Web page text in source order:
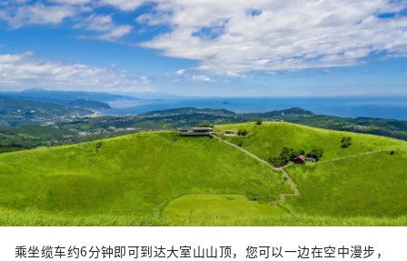
乘坐缆车约6分钟即可到达大室山山顶，您可以一边在空中漫步，